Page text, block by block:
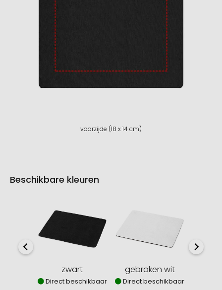
voorzijde (18 x 14 cm)
Beschikbare kleuren
zwart
Direct beschikbaar
gebroken wit
Direct beschikbaar